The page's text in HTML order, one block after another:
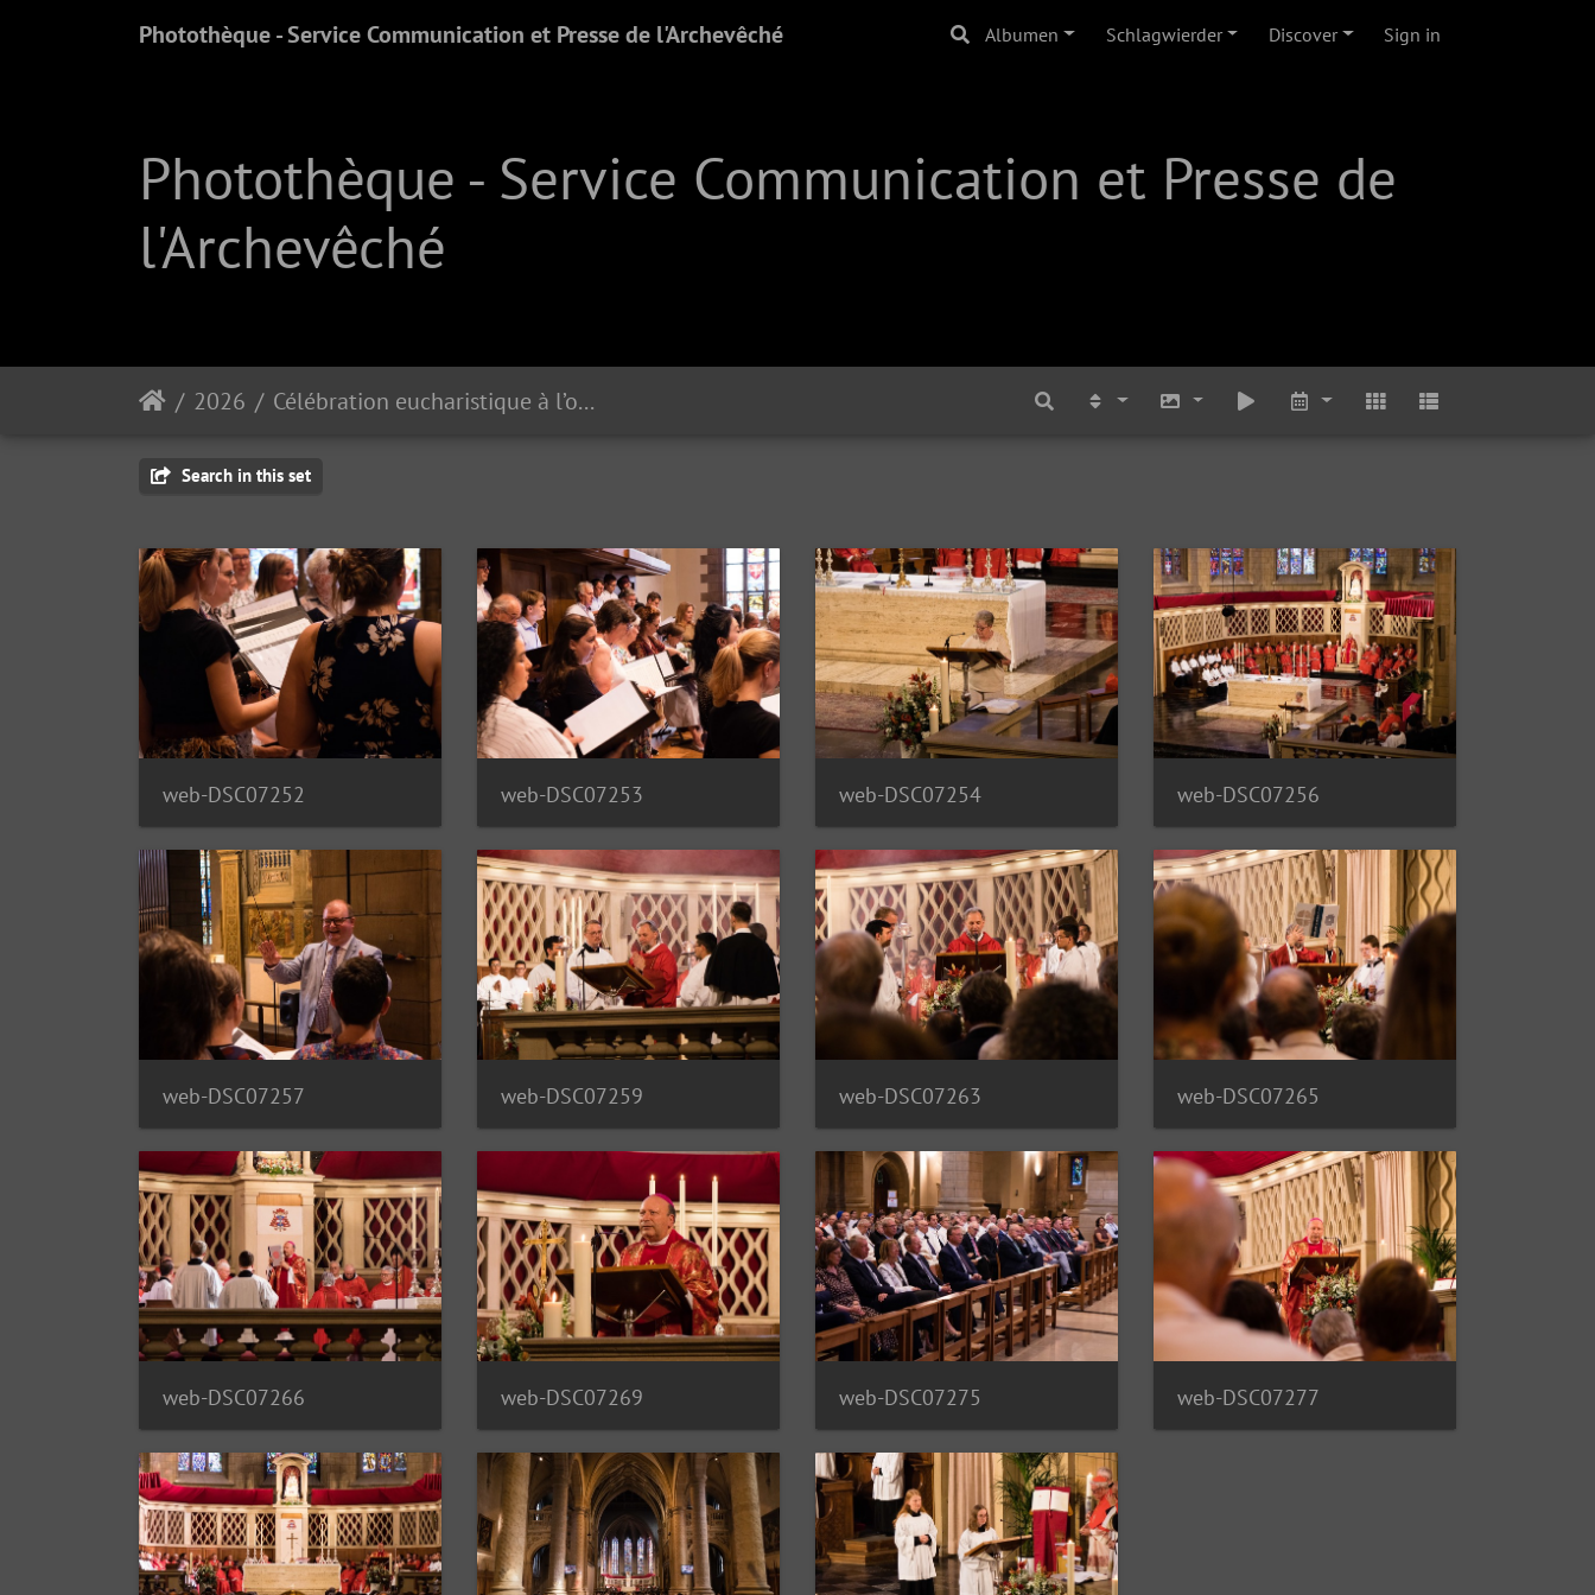
Photothèque - Service Communication et Presse de l'Archevêché Albumen Schlagwierder Discover Sign in
Photothèque - Service Communication et Presse de
l'Archevêché
2026 Célébration eucharistique à l’occasion du premier anniversaire du Pontificat du Pape Léon XIV | 05.07.2026
Search in this set
web-DSC07252 web-DSC07253 web-DSC07254 web-DSC07256
web-DSC07257 web-DSC07259 web-DSC07263 web-DSC07265
web-DSC07266 web-DSC07269 web-DSC07275 web-DSC07277